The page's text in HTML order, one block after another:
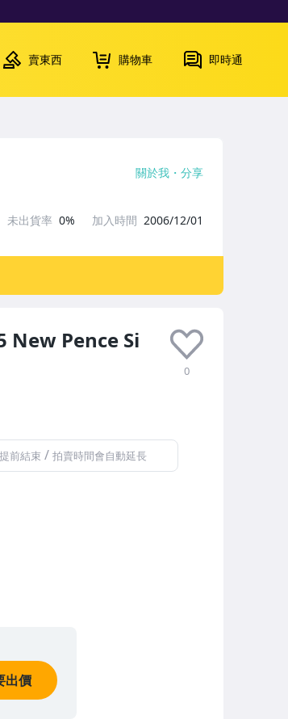
賣東西 購物車 即時通
New Pence Si
0
前結束 / 拍賣時間會自動延長
出價
關於我 分享
未出貨率 0% 加入時間 2006/12/01